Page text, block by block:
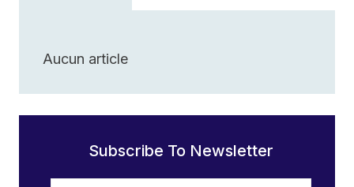
Aucun article
Subscribe To Newsletter